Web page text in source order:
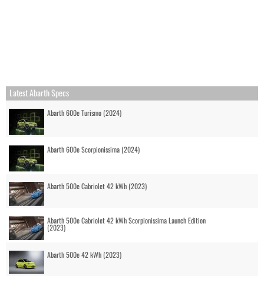
Latest Abarth Specs
Abarth 600e Turismo (2024)
Abarth 600e Scorpionissima (2024)
Abarth 500e Cabriolet 42 kWh (2023)
Abarth 500e Cabriolet 42 kWh Scorpionissima Launch Edition
(2023)
Abarth 500e 42 kWh (2023)